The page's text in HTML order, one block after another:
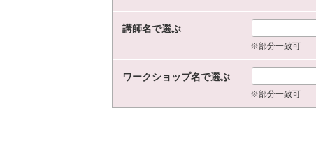
講師名で選ぶ
※部分一致可
ワークショップ名で選ぶ
※部分一致可